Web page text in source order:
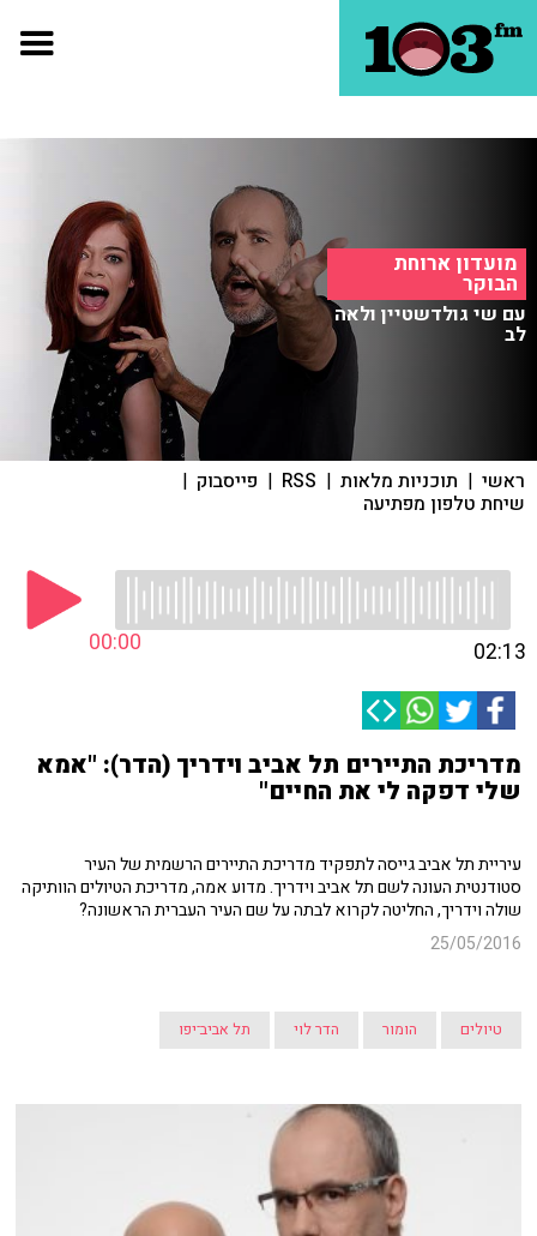
מועדון ארוחת
הבוקר
עם שי גולדשטיין ולאה
לב
ראשי | תוכניות מלאות |
RSS
| פייסבוק |
שיחת טלפון מפתיעה
00:00 02:13
מדריכת התיירים תל אביב וידריך (הדר): "אמא
שלי דפקה לי את החיים"
עיריית תל אביב גייסה לתפקיד מדריכת התיירים הרשמית של העיר
סטודנטית העונה לשם תל אביב וידריך. מדוע אמה, מדריכת הטיולים הוותיקה
שולה וידריך, החליטה לקרוא לבתה על שם העיר העברית הראשונה?
25/05/2016
טיולים הומור הדר לוי תל אביב־יפו